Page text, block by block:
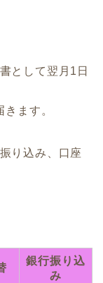
として翌月1日
ます。
り込み、口座
銀行振り込
み